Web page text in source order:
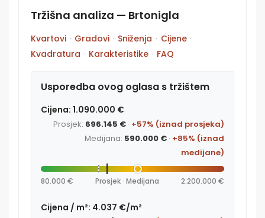
Tržišna analiza — Brtonigla
Kvartovi · Gradovi · Sniženja · Cijene ·
Kvadratura · Karakteristike · FAQ
Usporedba ovog oglasa s tržištem
Cijena: 1.090.000 €
Prosjek: 696.145 € · +57% (iznad prosjeka)
Medijana: 590.000 € · +85% (iznad
medijane)
80.000 € Prosjek · Medijana 2.200.000 €
Cijena / m²: 4.037 €/m²